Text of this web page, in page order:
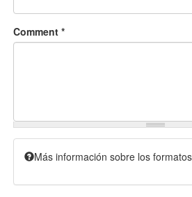
Comment *
Más información sobre los